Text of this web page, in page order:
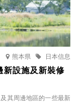
熊本県 日本信息
新設施及新裝修
其周邊地區的一些最新